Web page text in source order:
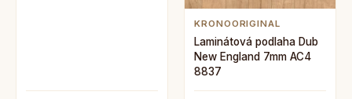
KRONOORIGINAL
Laminátová podlaha Dub
New England 7mm AC4
8837